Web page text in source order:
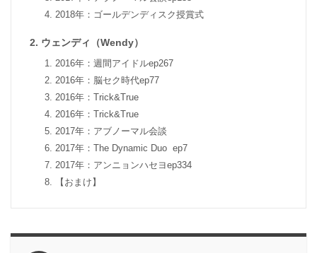
2018年：ゴールデンディスク授賞式
ウェンディ（Wendy）
2016年：週間アイドルep267
2016年：脳セク時代ep77
2016年：Trick&True
2016年：Trick&True
2017年：アブノーマル会談
2017年：The Dynamic Duo ep7
2017年：アンニョンハセヨep334
【おまけ】